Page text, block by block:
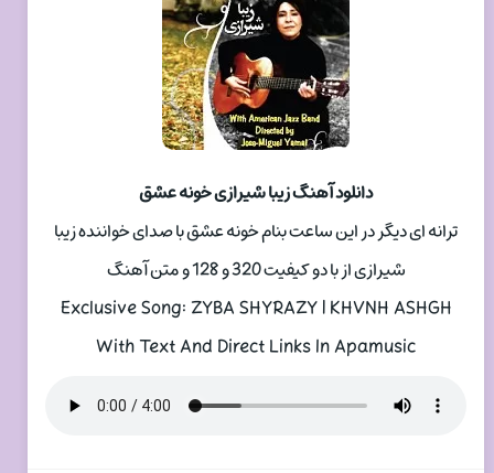
دانلود آهنگ زیبا شیرازی خونه عشق
ترانه ای دیگر در این ساعت بنام خونه عشق با صدای خواننده زیبا
شیرازی از با دو کیفیت 320 و 128 و متن آهنگ
Exclusive Song: ZYBA SHYRAZY | KHVNH ASHGH
With Text And Direct Links In Apamusic